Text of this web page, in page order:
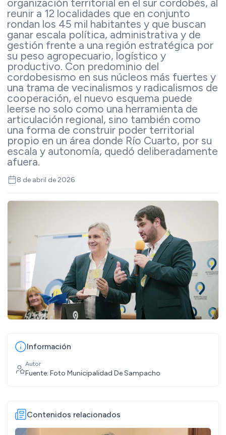
organización territorial en el sur cordobés, al
reunir a 12 localidades que en conjunto
rondan los 45 mil habitantes y que buscan
ganar escala política, administrativa y de
gestión frente a una región estratégica por
su peso agropecuario, logístico y
productivo. Con predominio del
cordobesismo en sus núcleos más fuertes y
una trama de vecinalismos y radicalismos de
cooperación, el nuevo esquema puede
leerse no solo como una herramienta de
articulación regional, sino también como
una forma de construir poder territorial
propio en un área donde Río Cuarto, por su
escala y autonomía, quedó deliberadamente
afuera.
8 de abril de 2026
Información
Autor
Fuente: Foto Municipalidad De Sampacho
Contenidos relacionados